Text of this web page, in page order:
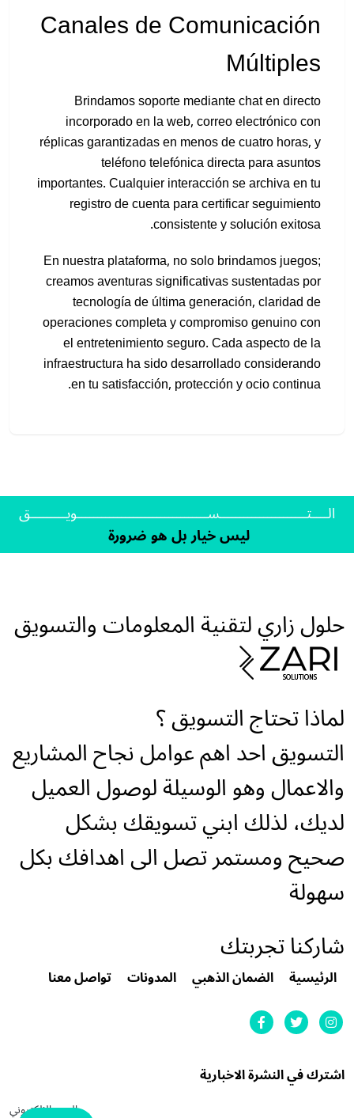
Canales de Comunicación
Múltiples
Brindamos soporte mediante chat en directo
incorporado en la web, correo electrónico con
réplicas garantizadas en menos de cuatro horas, y
teléfono telefónica directa para asuntos
importantes. Cualquier interacción se archiva en tu
registro de cuenta para certificar seguimiento
consistente y solución exitosa.
En nuestra plataforma, no solo brindamos juegos;
creamos aventuras significativas sustentadas por
tecnología de última generación, claridad de
operaciones completa y compromiso genuino con
el entretenimiento seguro. Cada aspecto de la
infraestructura ha sido desarrollado considerando
en tu satisfacción, protección y ocio continua.
الــــتــــــــــــــــــــــســـــــــــــــــــــــــــــــــويـــــــــق
ليس خيار بل هو ضرورة
حلول زاري لتقنية المعلومات والتسويق
لماذا تحتاج التسويق ؟
التسويق احد اهم عوامل نجاح المشاريع
والاعمال وهو الوسيلة لوصول العميل
لديك، لذلك ابني تسويقك بشكل
صحيح ومستمر تصل الى اهدافك بكل
سهولة
شاركنا تجربتك
الرئيسية الضمان الذهبي المدونات تواصل معنا
اشترك في النشرة الاخبارية
البريد الالكتروني